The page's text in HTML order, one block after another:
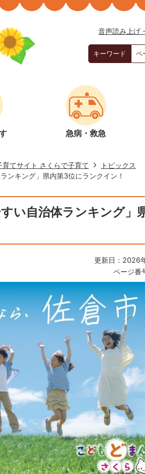
音声読み上げ
キーワード ペ
急病・救急
育てサイト さくらで子育て
トピックス
ンキング」県内第3位にランクイン！
い自治体ランキング」
更新日：2026
ページ番